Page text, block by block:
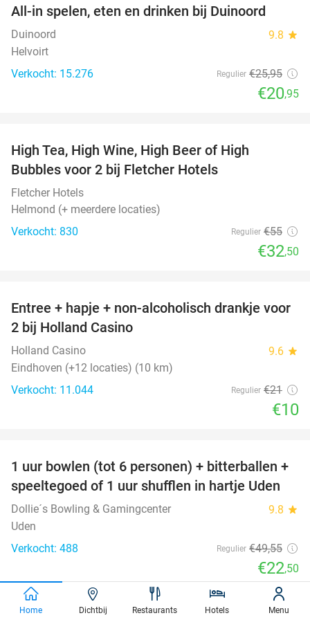
All-in spelen, eten en drinken bij Duinoord
Duinoord 9.8 star
Helvoirt
Verkocht: 15.276
Regulier €25,95
€20,95
High Tea, High Wine, High Beer of High
Bubbles voor 2 bij Fletcher Hotels
Fletcher Hotels
Helmond (+ meerdere locaties)
Verkocht: 830
Regulier €55
€32,50
52%
Entree + hapje + non-alcoholisch drankje voor
2 bij Holland Casino
Holland Casino 9.6 star
Eindhoven (+12 locaties) (10 km)
Verkocht: 11.044
Regulier €21
€10
55%
1 uur bowlen (tot 6 personen) + bitterballen +
speeltegoed of 1 uur shufflen in hartje Uden
Dollie´s Bowling & Gamingcenter 9.8 star
Uden
Verkocht: 488
Regulier €49,55
€22,50
favorite_border
Home Dichtbij Restaurants Hotels Menu